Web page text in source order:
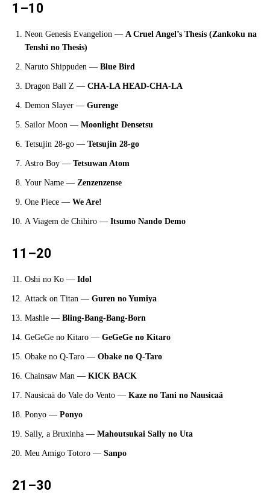
1–10
Neon Genesis Evangelion — A Cruel Angel’s Thesis (Zankoku na
Tenshi no Thesis)
Naruto Shippuden — Blue Bird
Dragon Ball Z — CHA-LA HEAD-CHA-LA
Demon Slayer — Gurenge
Sailor Moon — Moonlight Densetsu
Tetsujin 28-go — Tetsujin 28-go
Astro Boy — Tetsuwan Atom
Your Name — Zenzenzense
One Piece — We Are!
A Viagem de Chihiro — Itsumo Nando Demo
11–20
Oshi no Ko — Idol
Attack on Titan — Guren no Yumiya
Mashle — Bling-Bang-Bang-Born
GeGeGe no Kitaro — GeGeGe no Kitaro
Obake no Q-Taro — Obake no Q-Taro
Chainsaw Man — KICK BACK
Nausicaä do Vale do Vento — Kaze no Tani no Nausicaä
Ponyo — Ponyo
Sally, a Bruxinha — Mahoutsukai Sally no Uta
Meu Amigo Totoro — Sanpo
21–30